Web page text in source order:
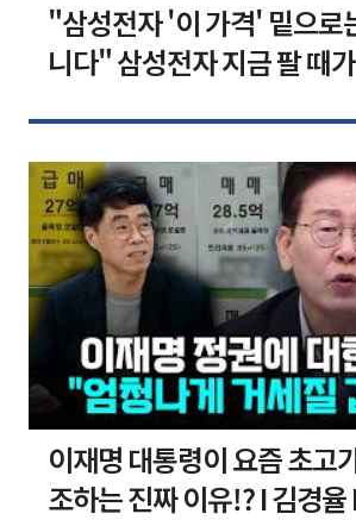
"삼성전자 '이 가격' 밑으로
니다" 삼성전자 지금 팔 때
이재명 대통령이 요즘 초고
조하는 진짜 이유!? I 김경율